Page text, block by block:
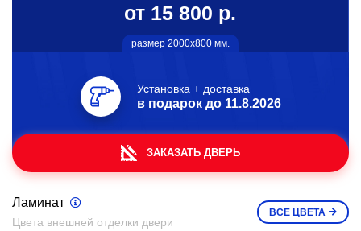
от 15 800 р.
размер 2000х800 мм.
Установка + доставка
в подарок до 11.8.2026
ЗАКАЗАТЬ ДВЕРЬ
Ламинат
Цвета внешней отделки двери
ВСЕ ЦВЕТА